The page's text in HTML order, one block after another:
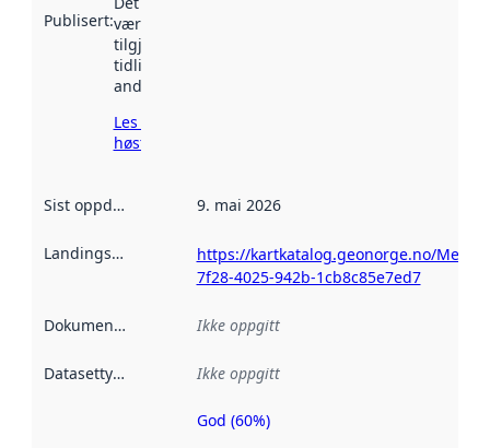
Publisert:vært
tilgjengelig
tidligere
andre steder.
Les mer om
høsting her
Sist oppdatert 9. mai 2026
Landingsside
https://kartkatalog.geonorge.no/
7f28-4025-942b-1cb8c85e7ed7
Dokumentasjon Ikke oppgitt
Datasettype Ikke oppgitt
Metadatakvalitet
God (60%)